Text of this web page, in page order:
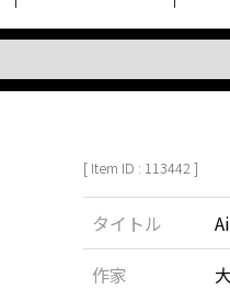
新着・おすすめ商品 9/7up!
フェア・イベント情報 7/
お店からのお知らせ 6/1up!
買取
買取
古書
美術
出張
宅配
店頭
よく
[ Item ID : 113442 ]
タイトル
作家